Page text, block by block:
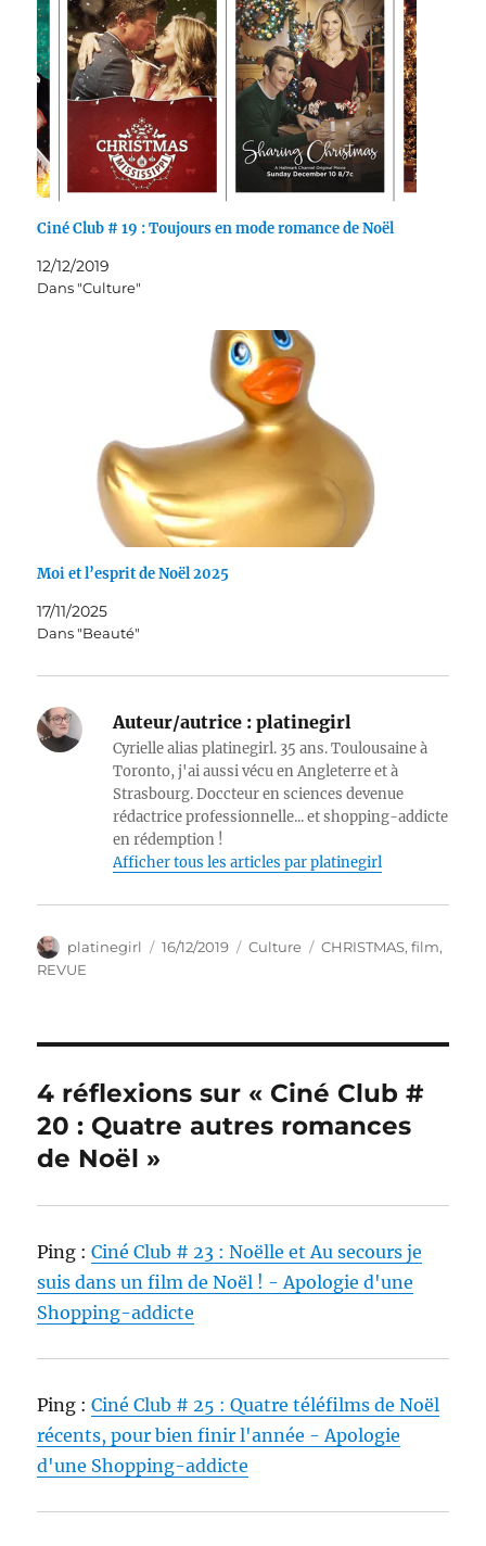
Ciné Club # 19 : Toujours en mode romance de Noël
12/12/2019
Dans "Culture"
Moi et l’esprit de Noël 2025
17/11/2025
Dans "Beauté"
Auteur/autrice : platinegirl
Cyrielle alias platinegirl. 35 ans. Toulousaine à
Toronto, j'ai aussi vécu en Angleterre et à
Strasbourg. Doccteur en sciences devenue
rédactrice professionnelle... et shopping-addicte
en rédemption !
Afficher tous les articles par platinegirl
Auteur
platinegirl
Publié
16/12/2019 Catégories
Culture Étiquettes
CHRISTMAS,film,
REVUE
4 réflexions sur « Ciné Club #
20 : Quatre autres romances
de Noël »
Ping :Ciné Club # 23 : Noëlle et Au secours je
suis dans un film de Noël ! - Apologie d'une
Shopping-addicte
Ping :Ciné Club # 25 : Quatre téléfilms de Noël
récents, pour bien finir l'année - Apologie
d'une Shopping-addicte